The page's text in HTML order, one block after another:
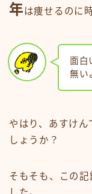
年は痩せるのに
面白
無い
やはり、あすけ
しょうか？
そもそも、この